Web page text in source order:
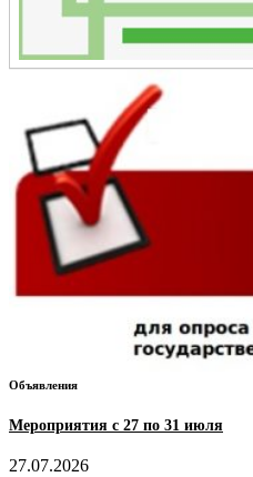
Объявления
Мероприятия с 27 по 31 июля
27.07.2026